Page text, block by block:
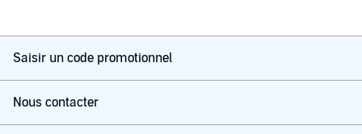
Saisir un code promotionnel
Nous contacter